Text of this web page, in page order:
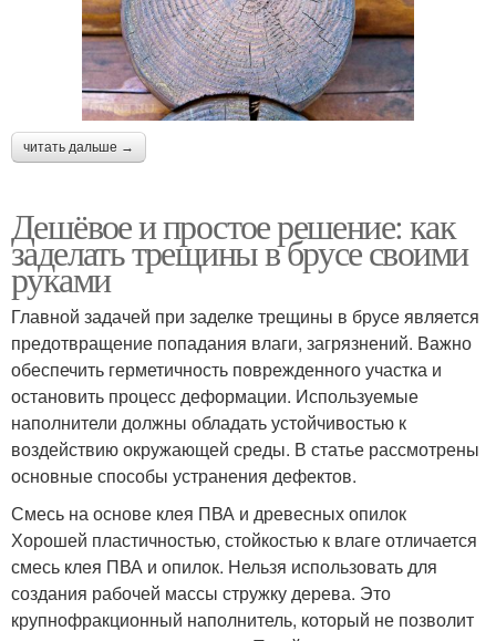
читать дальше →
Дешёвое и простое решение: как
заделать трещины в брусе своими
руками
Главной задачей при заделке трещины в брусе является
предотвращение попадания влаги, загрязнений. Важно
обеспечить герметичность поврежденного участка и
остановить процесс деформации. Используемые
наполнители должны обладать устойчивостью к
воздействию окружающей среды. В статье рассмотрены
основные способы устранения дефектов.
Смесь на основе клея ПВА и древесных опилок
Хорошей пластичностью, стойкостью к влаге отличается
смесь клея ПВА и опилок. Нельзя использовать для
создания рабочей массы стружку дерева. Это
крупнофракционный наполнитель, который не позволит